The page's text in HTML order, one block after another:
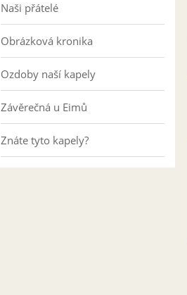
Naši přátelé
Obrázková kronika
Ozdoby naší kapely
Závěrečná u Eimů
Znáte tyto kapely?